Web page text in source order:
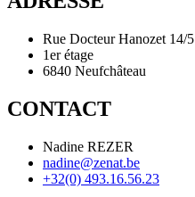
Rue Docteur Hanozet 14/5
1er étage
6840 Neufchâteau
CONTACT
Nadine REZER
nadine@zenat.be
+32(0) 493.16.56.23